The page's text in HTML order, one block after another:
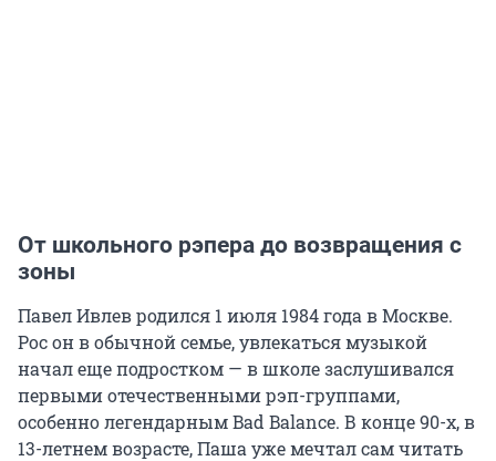
От школьного рэпера до возвращения с
зоны
Павел Ивлев родился 1 июля 1984 года в Москве.
Рос он в обычной семье, увлекаться музыкой
начал еще подростком — в школе заслушивался
первыми отечественными рэп-группами,
особенно легендарным Bad Balance. В конце 90-х, в
13-летнем возрасте, Паша уже мечтал сам читать